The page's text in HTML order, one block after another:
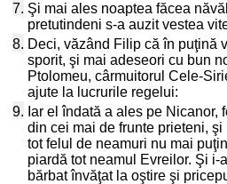
7. Şi mai ales noaptea făcea
pretutindeni s-a auzit vestea
8. Deci, văzând Filip că în puţină
sporit, şi mai adeseori cu bun
Ptolomeu, cârmuitorul Cele-
ajute la lucrurile regelui:
9. Iar el îndată a ales pe Nicanor,
din cei mai de frunte prieteni,
tot felul de neamuri nu mai
piardă tot neamul Evreilor. Şi i-
bărbat învăţat la oştire şi